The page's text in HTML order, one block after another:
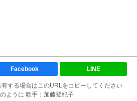
Facebook LINE
する場合はこのURLをコピーしてください
ように 歌手：加藤登紀子